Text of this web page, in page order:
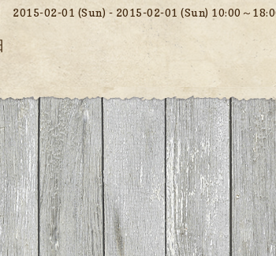
2015-02-01 (Sun) - 2015-02-01 (Sun) 10:00～